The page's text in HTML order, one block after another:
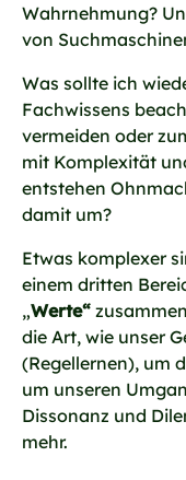
Wahrnehmung?
von
Was sollte ich
Fachwissens
vermeiden oder
mit Komplexität
entstehen
damit um?
Etwas komplexer
einem dritten
„Werte“
die Art, wie unser
(Regellernen), um
um unseren
Dissonanz und
mehr.